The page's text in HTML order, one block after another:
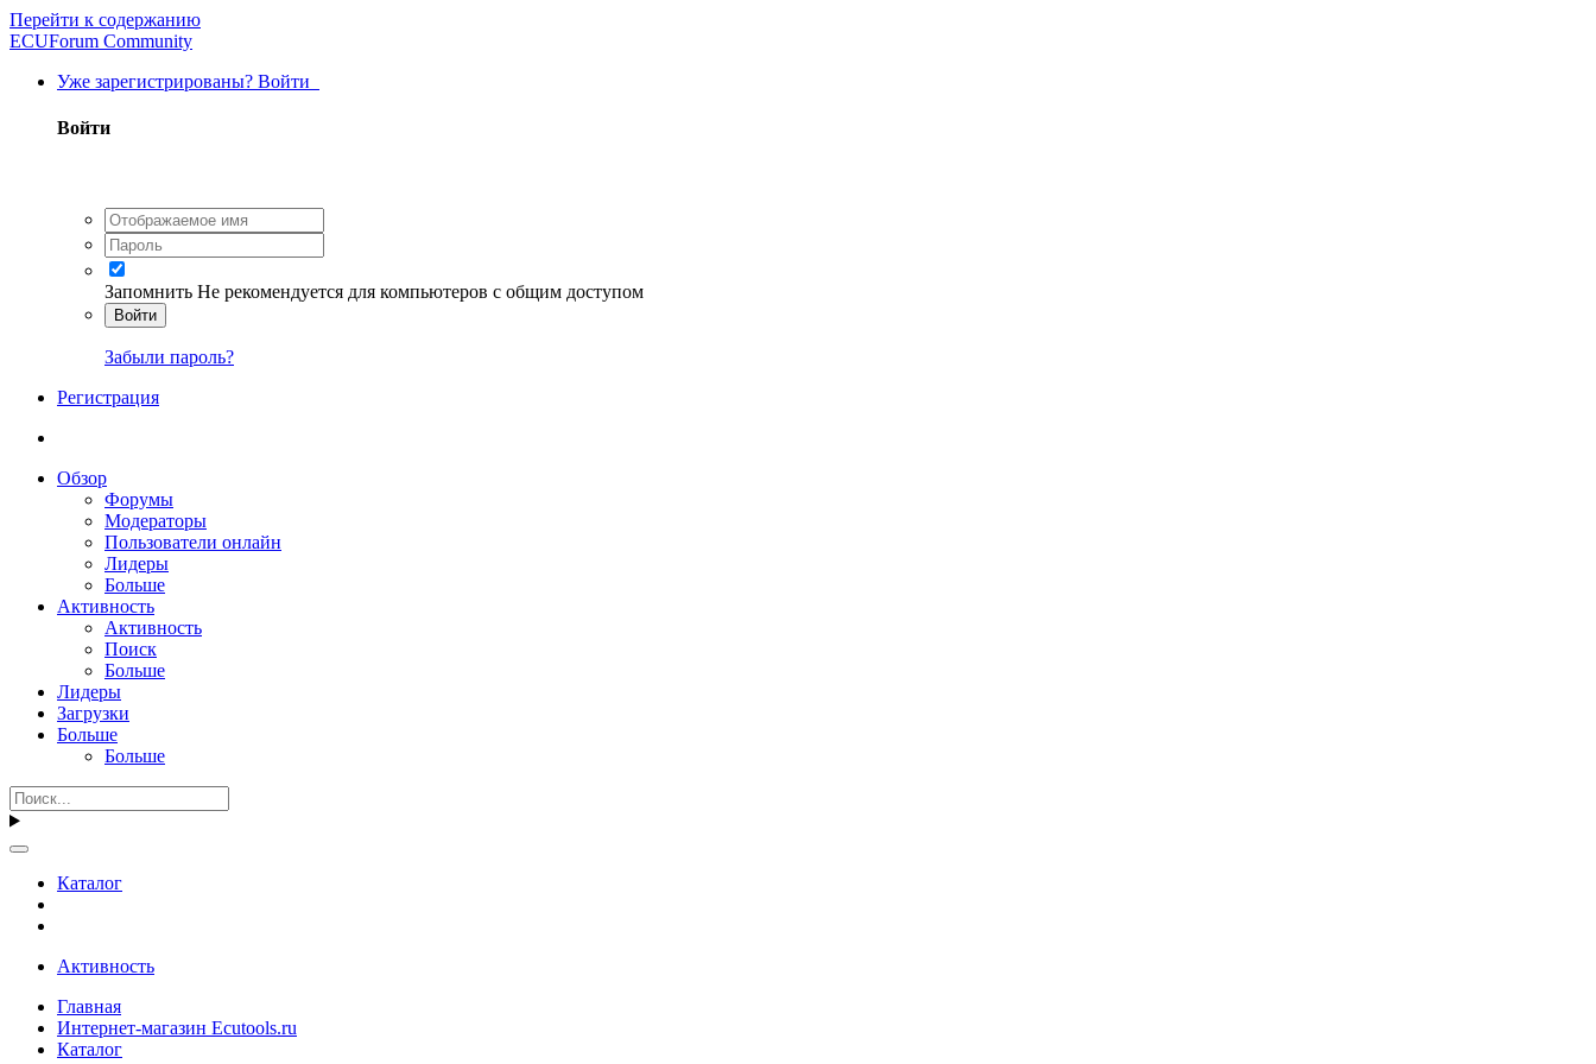
Перейти к содержанию
ECUForum Community
Уже зарегистрированы? Войти
Войти
Запомнить Не рекомендуется для компьютеров с общим доступом
Войти
Забыли пароль?
Регистрация
Обзор
Форумы
Модераторы
Пользователи онлайн
Лидеры
Больше
Активность
Активность
Поиск
Больше
Лидеры
Загрузки
Больше
Больше
Каталог
Активность
Главная
Интернет-магазин Ecutools.ru
Каталог